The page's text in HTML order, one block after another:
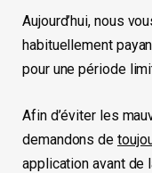
Aujourd’hui, nous
habituellement
pour une période
Afin d’éviter les
demandons de
application avant de